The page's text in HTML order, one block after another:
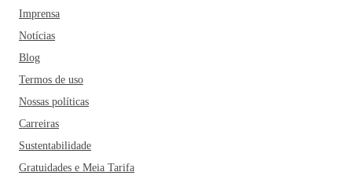
Imprensa
Notícias
Blog
Termos de uso
Nossas políticas
Carreiras
Sustentabilidade
Gratuidades e Meia Tarifa